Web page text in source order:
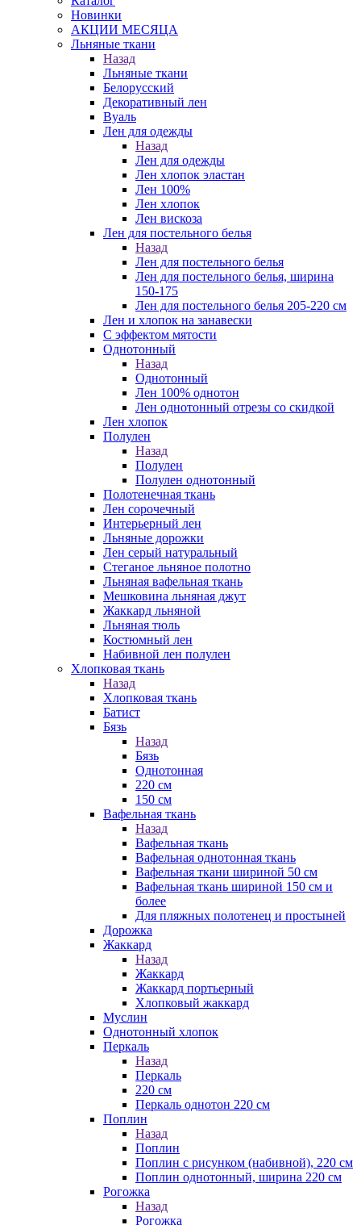
Новинки
АКЦИИ МЕСЯЦА
Льняные ткани
Назад
Льняные ткани
Белорусский
Декоративный лен
Вуаль
Лен для одежды
Назад
Лен для одежды
Лен хлопок эластан
Лен 100%
Лен хлопок
Лен вискоза
Лен для постельного белья
Назад
Лен для постельного белья
Лен для постельного белья, ширина
150-175
Лен для постельного белья 205-220 см
Лен и хлопок на занавески
С эффектом мятости
Однотонный
Назад
Однотонный
Лен 100% однотон
Лен однотонный отрезы со скидкой
Лен хлопок
Полулен
Назад
Полулен
Полулен однотонный
Полотенечная ткань
Лен сорочечный
Интерьерный лен
Льняные дорожки
Лен серый натуральный
Стеганое льняное полотно
Льняная вафельная ткань
Мешковина льняная джут
Жаккард льняной
Льняная тюль
Костюмный лен
Набивной лен полулен
Хлопковая ткань
Назад
Хлопковая ткань
Батист
Бязь
Назад
Бязь
Однотонная
220 см
150 см
Вафельная ткань
Назад
Вафельная ткань
Вафельная однотонная ткань
Вафельная ткани шириной 50 см
Вафельная ткань шириной 150 см и
более
Для пляжных полотенец и простыней
Дорожка
Жаккард
Назад
Жаккард
Жаккард портьерный
Хлопковый жаккард
Муслин
Однотонный хлопок
Перкаль
Назад
Перкаль
220 см
Перкаль однотон 220 см
Поплин
Назад
Поплин
Поплин с рисунком (набивной), 220 см
Поплин однотонный, ширина 220 см
Рогожка
Назад
Рогожка